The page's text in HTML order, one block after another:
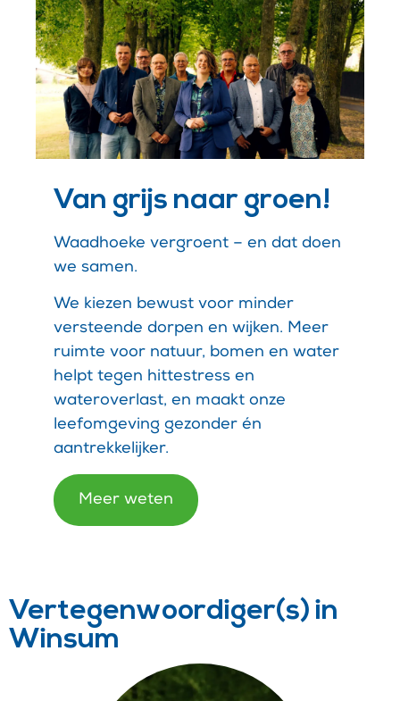
Van grijs naar groen!
Waadhoeke vergroent – en dat doen
we samen.
We kiezen bewust voor minder
versteende dorpen en wijken. Meer
ruimte voor natuur, bomen en water
helpt tegen hittestress en
wateroverlast, en maakt onze
leefomgeving gezonder én
aantrekkelijker.
Meer weten
Vertegenwoordiger(s) in
Winsum